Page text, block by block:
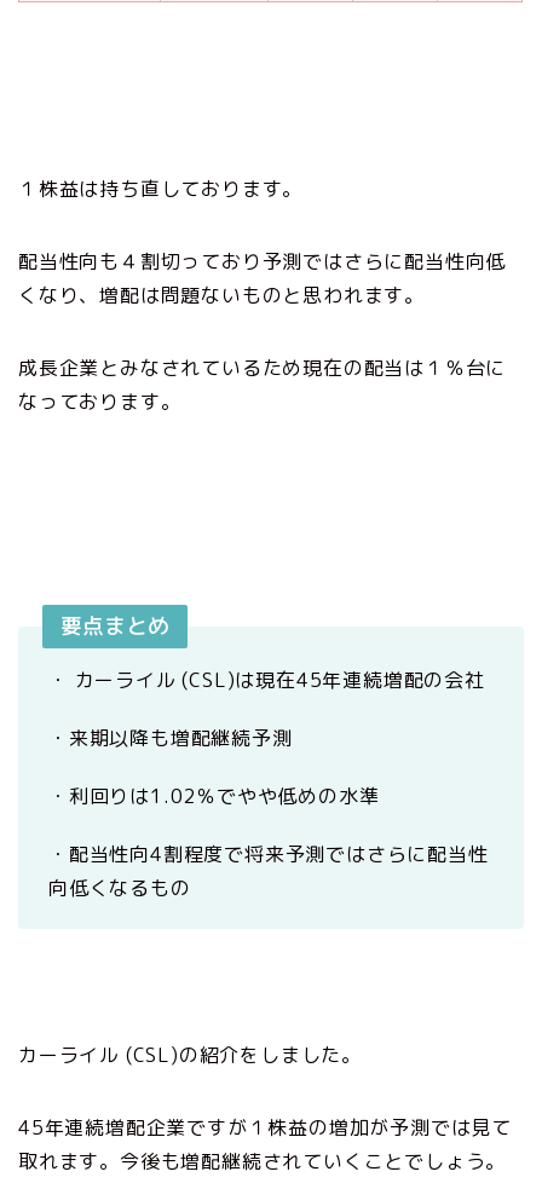
１株益は持ち直しております。
配当性向も４割切っており予測ではさらに配当性向低
くなり、増配は問題ないものと思われます。
成長企業とみなされているため現在の配当は１％台に
なっております。
要点まとめ
・ カーライル (CSL)は現在45年連続増配の会社
・来期以降も増配継続予測
・利回りは1.02％でやや低めの水準
・配当性向4割程度で将来予測ではさらに配当性
向低くなるもの
カーライル (CSL)の紹介をしました。
45年連続増配企業ですが１株益の増加が予測では見て
取れます。今後も増配継続されていくことでしょう。